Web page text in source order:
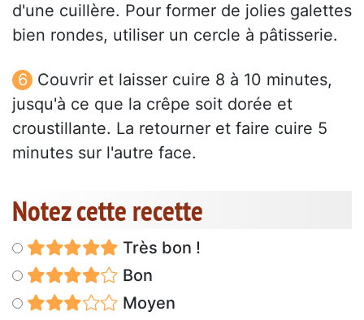
d'une cuillère. Pour former de jolies galettes
bien rondes, utiliser un cercle à pâtisserie.
Couvrir et laisser cuire 8 à 10 minutes,
jusqu'à ce que la crêpe soit dorée et
croustillante. La retourner et faire cuire 5
minutes sur l'autre face.
Notez cette recette
Très bon !
Bon
Moyen